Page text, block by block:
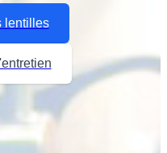
lentilles